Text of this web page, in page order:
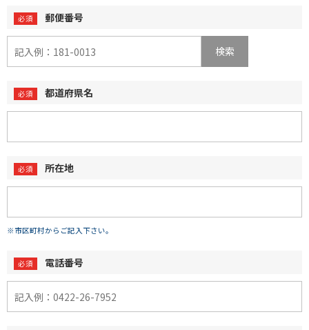
郵便番号
検索
都道府県名
所在地
※市区町村からご記入下さい。
電話番号